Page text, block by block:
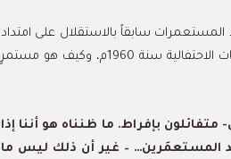
مما كان في عداد المستعمرات سابقاً بالاستقلال على امتداد
القارة الإفريقية. كيف تفهم الاستقلال؟ كيف استمر الاستعمار حتى بعد اللحظات الاحتفالية سنة 1960م، وكيف هو مستمرٍ
بإفراط. ما ظنناه هو أننا إذا
المستعمَرين… – غير أن ذلك ليس ما